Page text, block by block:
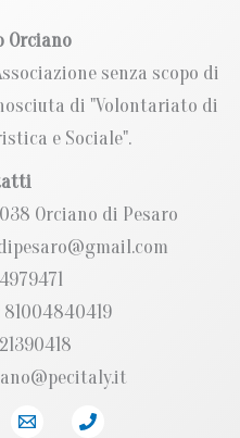
Orciano
senza scopo di
di "Volontariato di
e Sociale".
Orciano di Pesaro
81004840419